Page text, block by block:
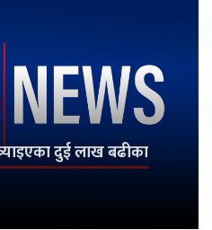
दुई लाख बढीका